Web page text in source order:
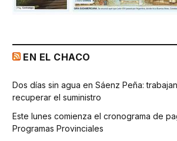
EN EL CHACO
Dos días sin agua en Sáenz Peña:
recuperar el suministro
Este lunes comienza el cronograma de
Programas Provinciales